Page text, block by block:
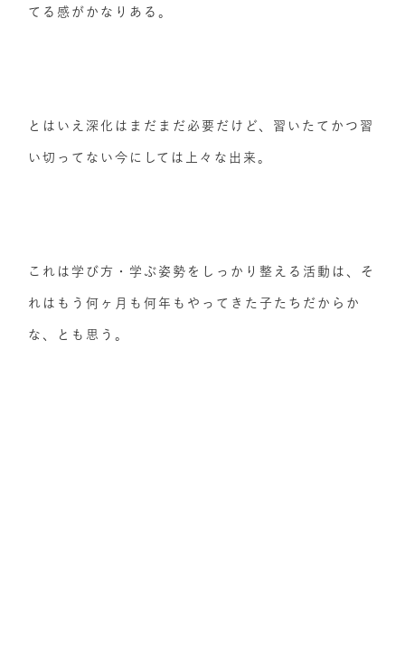
てる感がかなりある。
とはいえ深化はまだまだ必要だけど、習いたてかつ習
い切ってない今にしては上々な出来。
これは学び方・学ぶ姿勢をしっかり整える活動は、そ
れはもう何ヶ月も何年もやってきた子たちだからか
な、とも思う。